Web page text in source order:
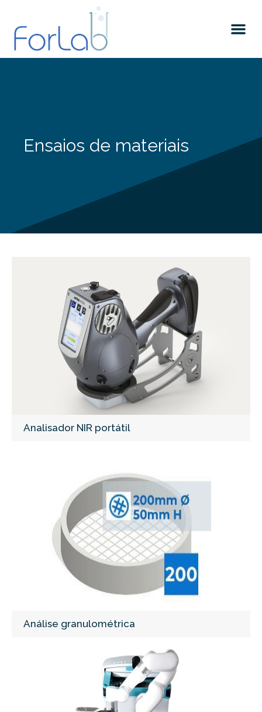
Ensaios de materiais
Analisador NIR portátil
Análise granulométrica